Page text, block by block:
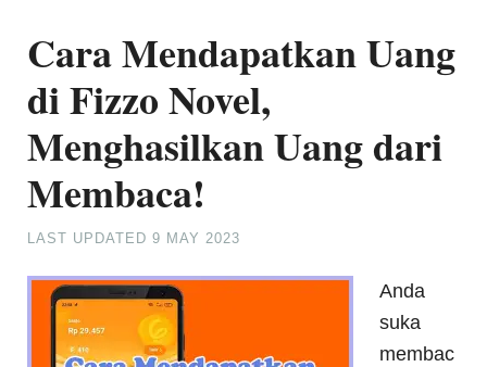
Cara Mendapatkan Uang
di Fizzo Novel,
Menghasilkan Uang dari
Membaca!
LAST UPDATED9 MAY 2023
Anda
suka
membac